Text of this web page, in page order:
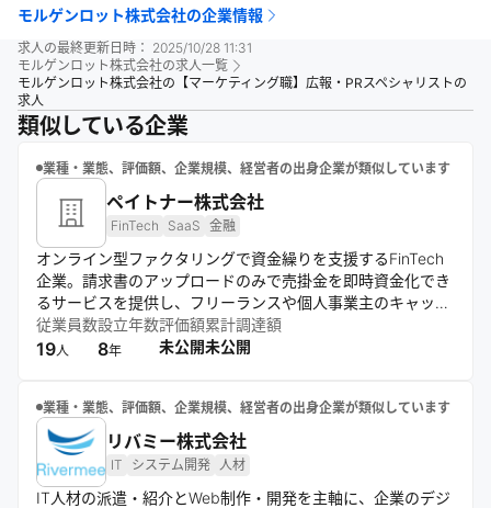
モルゲンロット株式会社の企業情報
求人の最終更新日時： 2025/10/28 11:31
モルゲンロット株式会社の求人一覧
モルゲンロット株式会社の【マーケティング職】広報・PRスペシャリストの
求人
類似している企業
業種・業態、評価額、企業規模、経営者の出身企業が類似しています
ペイトナー株式会社
FinTech SaaS 金融
オンライン型ファクタリングで資金繰りを支援するFinTech
企業。請求書のアップロードのみで売掛金を即時資金化でき
るサービスを提供し、フリーランスや個人事業主のキャッシ
ュフロー改善を実現。テクノロジーにより金融プロセスを効
率化し、挑戦しやすいお金の仕組みづくりを推進する。
従業員数
19人
設立年数
8年
評価額
未公開
累計調達額
未公開
業種・業態、評価額、企業規模、経営者の出身企業が類似しています
リバミー株式会社
IT システム開発 人材
IT人材の派遣・紹介とWeb制作・開発を主軸に、企業のデジ